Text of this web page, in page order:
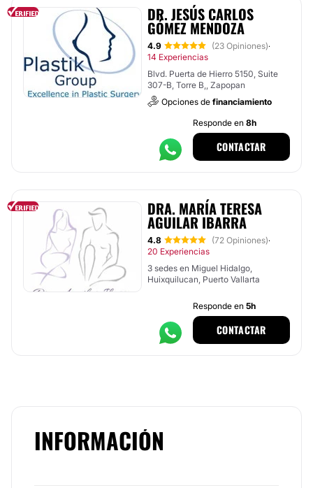
DR. JESÚS CARLOS
GÓMEZ MENDOZA
4.9 (23 Opiniones)·
14 Experiencias
Blvd. Puerta de Hierro 5150, Suite
307-B, Torre B,, Zapopan
Opciones de financiamiento
Responde en 8h
CONTACTAR
DRA. MARÍA TERESA
AGUILAR IBARRA
4.8 (72 Opiniones)·
20 Experiencias
3 sedes en Miguel Hidalgo,
Huixquilucan, Puerto Vallarta
Responde en 5h
CONTACTAR
INFORMACIÓN